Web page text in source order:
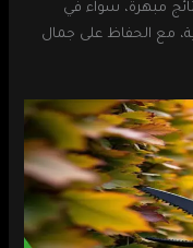
مبهرة، سواء في
مع الحفاظ على جمال